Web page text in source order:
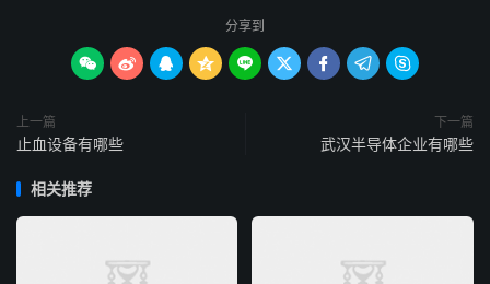
分享到
        
上一篇
止血设备有哪些
下一篇
武汉半导体企业有哪些
相关推荐